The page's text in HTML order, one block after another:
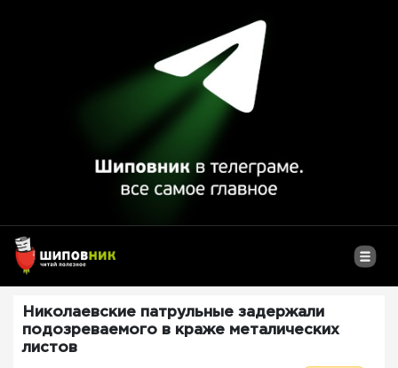
Николаевские патрульные задержали
подозреваемого в краже металических
листов